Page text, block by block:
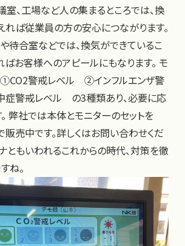
室、工場など人の集まるところでは、換
ば従業員の方の安心につながります。
待合室などでは、換気ができているこ
お客様へのアピールにもなります。 モ
①CO2警戒レベル ②インフルエンザ警
警戒レベル の3種類あり、必要に応
弊社では本体とモニターのセットを
販売中です。詳しくはお問い合わせくだ
ともいわれるこれからの時代、対策を徹
ね。